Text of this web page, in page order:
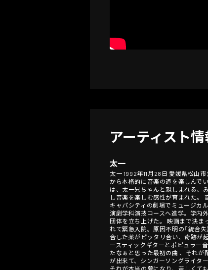
アーティスト情
太一
太一 1992年11月28日 愛媛県松山
から本格的に音楽の道を楽しんで
は、太一兄ちゃんと親しまれる、
し音楽を楽しむ感性が育まれた。
キャパシティの劇場でミュージカ
演劇学科演技コースへ進学。学内
団体を立ち上げた。 映画まで決ま
れて緊急入院。原因不明の「統合
合した薬がピッタリ合い、奇跡が
ースティックギターとポピュラー
たなぁと思った最初の曲 、それが
が出来て、シンガーソングライタ